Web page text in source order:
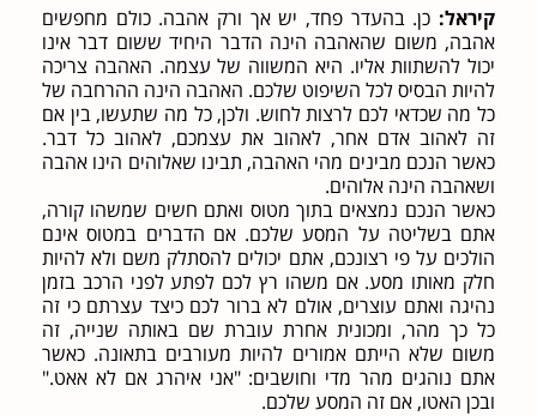
קיראל:כן. בהעדר פחד, יש אך ורק אהבה. כולם מחפשים
אהבה, משום שהאהבה הינה הדבר היחיד ששום דבר אינו
יכול להשתוות אליו. היא המשווה של עצמה. האהבה צריכה
להיות הבסיס לכל השיפוט שלכם. האהבה הינה ההרחבה של
כל מה שכדאי לכם לרצות לחוש. ולכן, כל מה שתעשו, בין אם
זה לאהוב אדם אחר, לאהוב את עצמכם, לאהוב כל דבר.
כאשר הנכם מבינים מהי האהבה, תבינו שאלוהים הינו אהבה
ושאהבה הינה אלוהים.
כאשר הנכם נמצאים בתוך מטוס ואתם חשים שמשהו קורה,
אתם בשליטה על המסע שלכם. אם הדברים במטוס אינם
הולכים על פי רצונכם, אתם יכולים להסתלק משם ולא להיות
חלק מאותו מסע. אם משהו רץ לכם לפתע לפני הרכב בזמן
נהיגה ואתם עוצרים, אולם לא ברור לכם כיצד עצרתם כי זה
כל כך מהר, ומכונית אחרת עוברת שם באותה שנייה, זה
משום שלא הייתם אמורים להיות מעורבים בתאונה. כאשר
אתם נוהגים מהר מדי וחושבים: "אני איהרג אם לא אאט."
ובכן האטו, אם זה המסע שלכם.